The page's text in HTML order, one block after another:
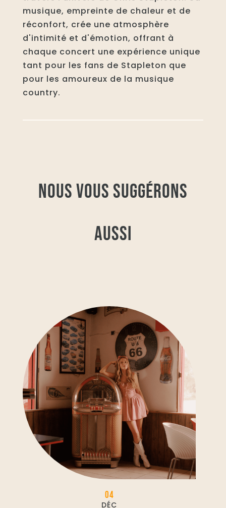
musique, empreinte de chaleur et de
réconfort, crée une atmosphère
d'intimité et d'émotion, offrant à
chaque concert une expérience unique
tant pour les fans de Stapleton que
pour les amoureux de la musique
country.
NOUS VOUS SUGGÉRONS
AUSSI
04
DÉC